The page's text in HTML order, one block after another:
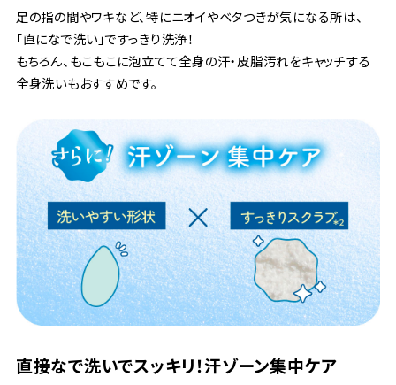
足の指の間やワキなど、特にニオイやベタつきが気になる所は、
「直になで洗い」ですっきり洗浄！
もちろん、もこもこに泡立てて全身の汗・皮脂汚れをキャッチする
全身洗いもおすすめです。
直接なで洗いでスッキリ！汗ゾーン集中ケア